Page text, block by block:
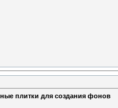
плитки для создания фонов